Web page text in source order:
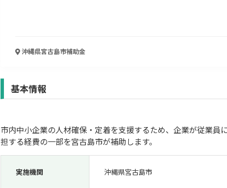
人材採用・雇用 人材育成・福利厚生
沖縄県宮古島市補助金
基本情報
市内中小企業の人材確保・定着を支援するため、企業が従業員
担する経費の一部を宮古島市が補助します。
実施機関 沖縄県宮古島市